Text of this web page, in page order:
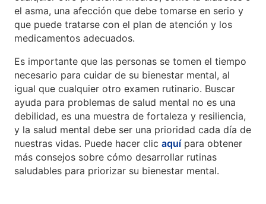
el asma, una afección que debe tomarse en serio y
que puede tratarse con el plan de atención y los
medicamentos adecuados.
Es importante que las personas se tomen el tiempo
necesario para cuidar de su bienestar mental, al
igual que cualquier otro examen rutinario. Buscar
ayuda para problemas de salud mental no es una
debilidad, es una muestra de fortaleza y resiliencia,
y la salud mental debe ser una prioridad cada día de
nuestras vidas. Puede hacer clic aquípara obtener
más consejos sobre cómo desarrollar rutinas
saludables para priorizar su bienestar mental.